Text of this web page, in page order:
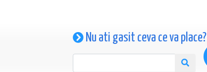
Nu ati gasit ceva ce va place?